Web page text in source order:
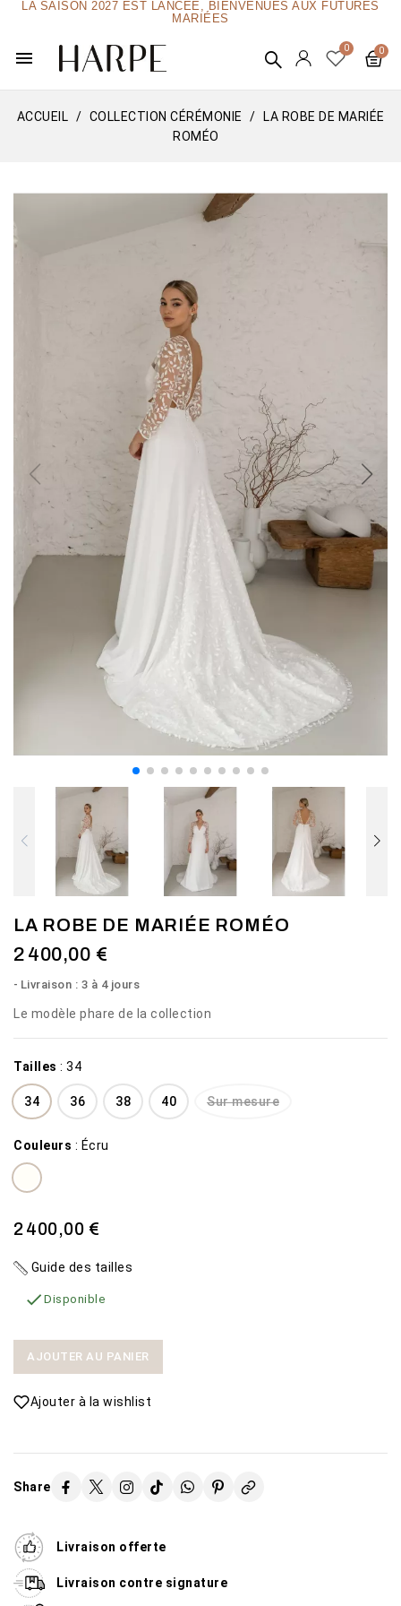
LA SAISON 2027 EST LANCÉE, BIENVENUES AUX FUTURES
MARIÉES
menu
ACCUEIL COLLECTION CÉRÉMONIE
LA ROBE DE MARIÉE
ROMÉO
LA ROBE DE MARIÉE ROMÉO
2 400,00 €
Livraison : 3 à 4 jours
Le modèle phare de la collection
Tailles : 34
34 36 38 40 Sur mesure
Couleurs : Écru
2 400,00 €
Guide des tailles
 Disponible
AJOUTER AU PANIER
Ajouter à la wishlist
Share
Livraison offerte
Livraison contre signature